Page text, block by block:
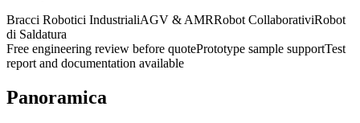
Bracci Robotici IndustrialiAGV & AMRRobot CollaborativiRobot
di Saldatura
Free engineering review before quotePrototype sample supportTest
report and documentation available
Panoramica